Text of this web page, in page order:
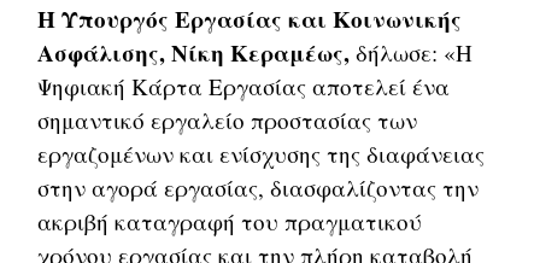
Η Υπουργός Εργασίας και Κοινωνικής
Ασφάλισης, Νίκη Κεραμέως, δήλωσε: «Η
Ψηφιακή Κάρτα Εργασίας αποτελεί ένα
σημαντικό εργαλείο προστασίας των
εργαζομένων και ενίσχυσης της διαφάνειας
στην αγορά εργασίας, διασφαλίζοντας την
ακριβή καταγραφή του πραγματικού
χρόνου εργασίας και την πλήρη καταβολή